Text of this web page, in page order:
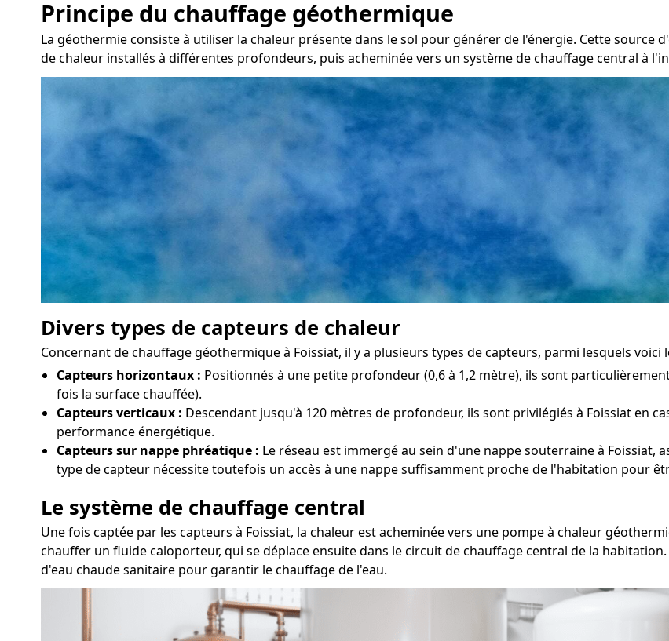
Principe du chauffage géothermique
La géothermie consiste à utiliser la chaleur présente dans le sol pour générer de l'énergie. Cette source
de chaleur installés à différentes profondeurs, puis acheminée vers un système de chauffage central à
Divers types de capteurs de chaleur
Concernant de chauffage géothermique à Foissiat, il y a plusieurs types de capteurs, parmi lesquels voici
Capteurs horizontaux : Positionnés à une petite profondeur (0,6 à 1,2 mètre), ils sont
fois la surface chauffée).
Capteurs verticaux : Descendant jusqu'à 120 mètres de profondeur, ils sont privilégiés à Foissiat en
performance énergétique.
Capteurs sur nappe phréatique : Le réseau est immergé au sein d'une nappe souterraine à Foissiat,
type de capteur nécessite toutefois un accès à une nappe suffisamment proche de l'habitation pour
Le système de chauffage central
Une fois captée par les capteurs à Foissiat, la chaleur est acheminée vers une pompe à chaleur
chauffer un fluide caloporteur, qui se déplace ensuite dans le circuit de chauffage central de la
d'eau chaude sanitaire pour garantir le chauffage de l'eau.